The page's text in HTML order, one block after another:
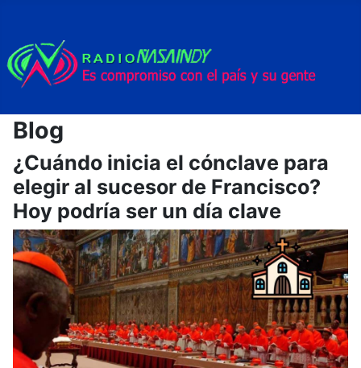
Blog
¿Cuándo inicia el cónclave para
elegir al sucesor de Francisco?
Hoy podría ser un día clave